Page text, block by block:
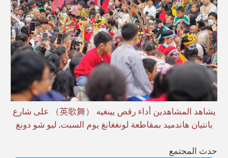
يشاهد المشاهدين أداء رقص يينغيه （英歌舞） على شارع
بانتيان هاندميد بمقاطعة لونغغانغ يوم السبت. ليو شو دونغ
حدث المجتمع